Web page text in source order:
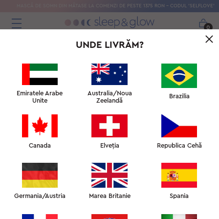
MASCĂ DE SOMN DIN MĂTASE LA COMENZI DE PESTE 1375 RON – CODUL 'SELFLOVE'
0
UNDE LIVRĂM?
Emiratele Arabe
Unite
Australia/Noua
Zeelandă
Brazilia
Canada Elveția Republica Cehă
Germania/Austria Marea Britanie Spania